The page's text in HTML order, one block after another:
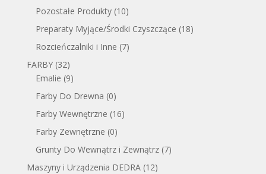
Pozostałe Produkty (10)
Preparaty Myjące/Środki Czyszczące (18)
Rozcieńczalniki i Inne (7)
FARBY (32)
Emalie (9)
Farby Do Drewna (0)
Farby Wewnętrzne (16)
Farby Zewnętrzne (0)
Grunty Do Wewnątrz i Zewnątrz (7)
Maszyny i Urządzenia DEDRA (12)